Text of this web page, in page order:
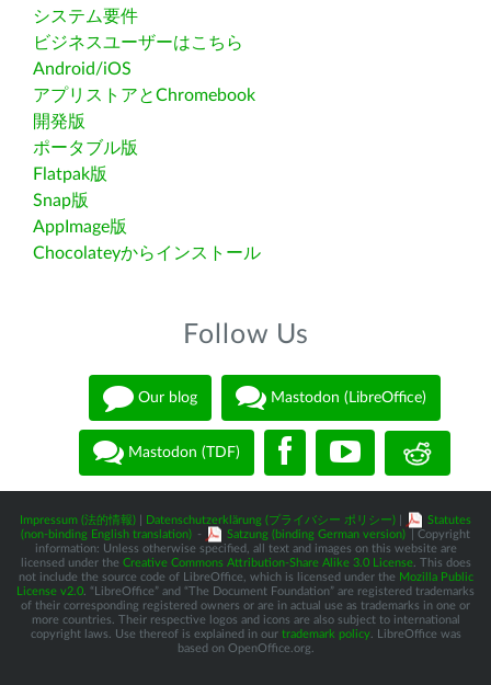
システム要件
ビジネスユーザーはこちら
Android/iOS
アプリストアとChromebook
開発版
ポータブル版
Flatpak版
Snap版
AppImage版
Chocolateyからインストール
Follow Us
Our blog Mastodon (LibreOffice)
Mastodon (TDF)
Impressum (法的情報) Datenschutzerklärung (プライバシー ポリシー)
Statutes
(non-binding English translation) - Satzung (binding German version)
| Copyright
information: Unless otherwise specified, all text and images on this website are
licensed under the Creative Commons Attribution-Share Alike 3.0 License. This does
not include the source code of LibreOffice, which is licensed under the Mozilla Public
License v2.0 . “LibreOffice” and “The Document Foundation” are registered trademarks
of their corresponding registered owners or are in actual use as trademarks in one or
more countries. Their respective logos and icons are also subject to international
copyright laws. Use thereof is explained in our trademark policy. LibreOffice was
based on OpenOffice.org.